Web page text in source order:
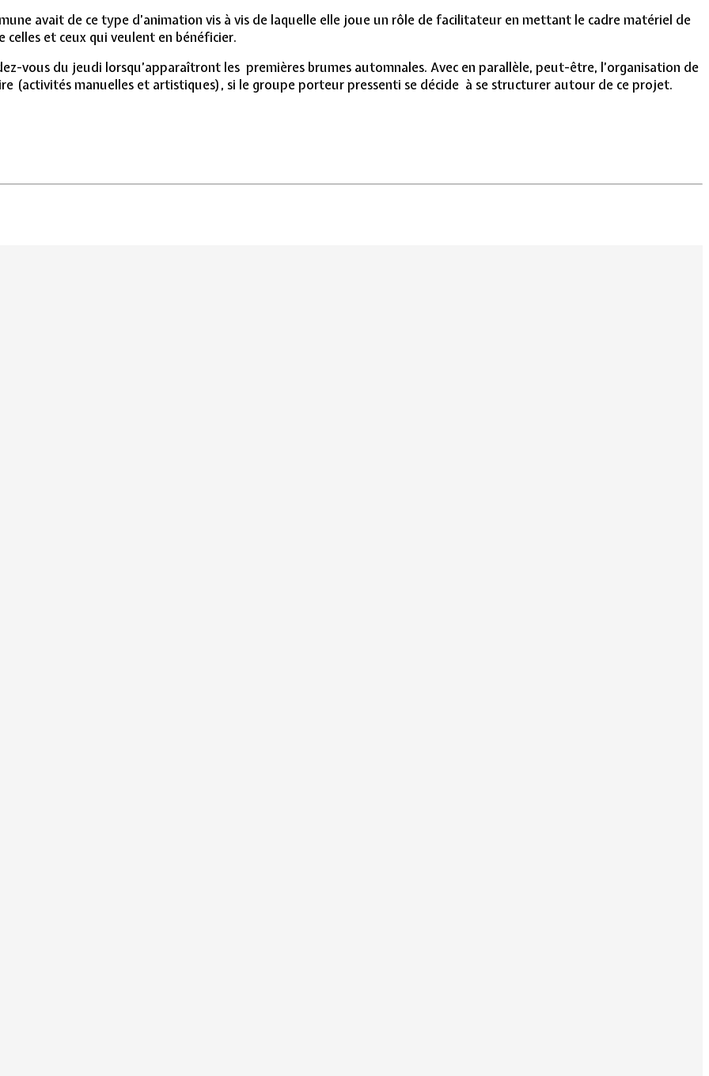
avait de ce type d’animation vis à vis de laquelle elle joue un rôle de facilitateur en mettant le cadre matériel de
celles et ceux qui veulent en bénéficier.
vous du jeudi lorsqu’apparaîtront les premières brumes automnales. Avec en parallèle, peut-être, l’organisation de
(activités manuelles et artistiques), si le groupe porteur pressenti se décide à se structurer autour de ce projet.